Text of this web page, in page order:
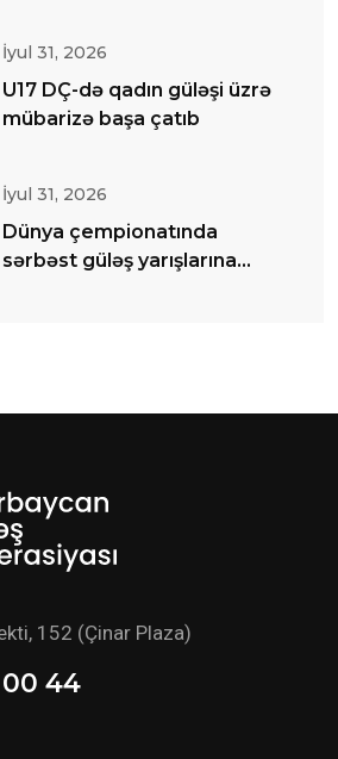
İyul 31, 2026
U17 DÇ-də qadın güləşi üzrə
mübarizə başa çatıb
İyul 31, 2026
Dünya çempionatında
sərbəst güləş yarışlarına
152 (Çinar Plaza)
00 44